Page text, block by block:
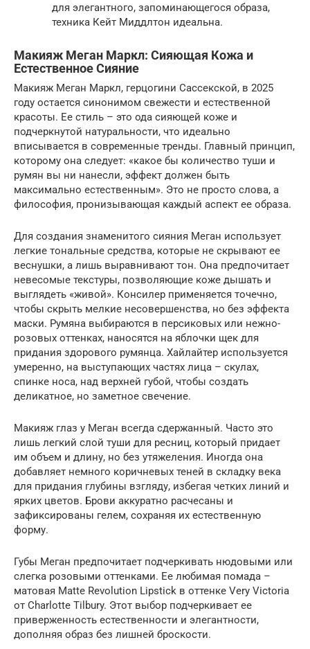
для элегантного, запоминающегося образа,
техника Кейт Миддлтон идеальна.
Макияж Меган Маркл: Сияющая Кожа и
Естественное Сияние
Макияж Меган Маркл, герцогини Сассекской, в 2025
году остается синонимом свежести и естественной
красоты. Ее стиль – это ода сияющей коже и
подчеркнутой натуральности, что идеально
вписывается в современные тренды. Главный принцип,
которому она следует: «какое бы количество туши и
румян вы ни нанесли, эффект должен быть
максимально естественным». Это не просто слова, а
философия, пронизывающая каждый аспект ее образа.
Для создания знаменитого сияния Меган использует
легкие тональные средства, которые не скрывают ее
веснушки, а лишь выравнивают тон. Она предпочитает
невесомые текстуры, позволяющие коже дышать и
выглядеть «живой». Консилер применяется точечно,
чтобы скрыть мелкие несовершенства, но без эффекта
маски. Румяна выбираются в персиковых или нежно-
розовых оттенках, наносятся на яблочки щек для
придания здорового румянца. Хайлайтер используется
умеренно, на выступающих частях лица – скулах,
спинке носа, над верхней губой, чтобы создать
деликатное, но заметное свечение.
Макияж глаз у Меган всегда сдержанный. Часто это
лишь легкий слой туши для ресниц, который придает
им объем и длину, но без утяжеления. Иногда она
добавляет немного коричневых теней в складку века
для придания глубины взгляду, избегая четких линий и
ярких цветов. Брови аккуратно расчесаны и
зафиксированы гелем, сохраняя их естественную
форму.
Губы Меган предпочитает подчеркивать нюдовыми или
слегка розовыми оттенками. Ее любимая помада –
матовая Matte Revolution Lipstick в оттенке Very Victoria
от Charlotte Tilbury. Этот выбор подчеркивает ее
приверженность естественности и элегантности,
дополняя образ без лишней броскости.